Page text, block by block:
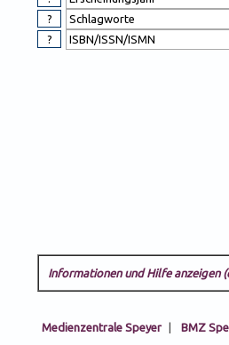
Informationen und Hilfe anzeigen
Medienzentrale Speyer | BMZ